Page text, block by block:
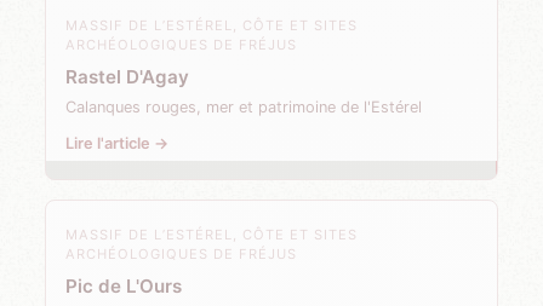
MASSIF DE L’ESTÉREL, CÔTE ET SITES
ARCHÉOLOGIQUES DE FRÉJUS
Rastel D'Agay
Calanques rouges, mer et patrimoine de l'Estérel
Lire l'article →
MASSIF DE L’ESTÉREL, CÔTE ET SITES
ARCHÉOLOGIQUES DE FRÉJUS
Pic de L'Ours